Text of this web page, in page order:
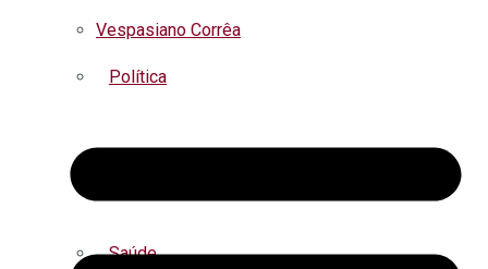
Política
Saúde
Vespasiano Corrêa